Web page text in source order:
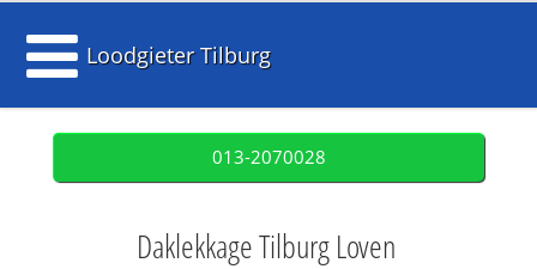
Loodgieter Tilburg
013-2070028
Daklekkage Tilburg Loven